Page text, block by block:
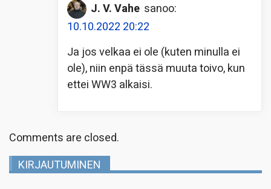
J. V. Vahe sanoo:
10.10.2022 20:22
Ja jos velkaa ei ole (kuten minulla ei
ole), niin enpä tässä muuta toivo, kun
ettei WW3 alkaisi.
Comments are closed.
KIRJAUTUMINEN